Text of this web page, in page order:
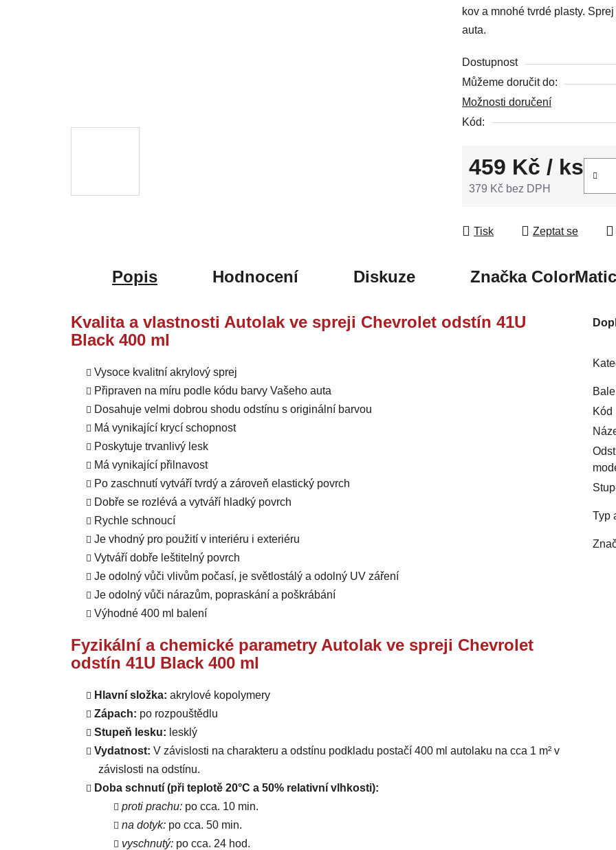
5
hvězdiček.
kov a mnohé tvrdé plasty.
auta.
Dostupnost
Můžeme doručit do:
Možnosti doručení
Kód:
459 Kč / ks
379 Kč bez DPH
Tisk
Zeptat se
Popis Hodnocení Diskuze ZnačkaColorMatic
Kvalita a vlastnosti Autolak ve spreji Chevrolet odstín 41U
Black 400 ml
Vysoce kvalitní akrylový sprej
Připraven na míru podle kódu barvy Vašeho auta
Dosahuje velmi dobrou shodu odstínu s originální barvou
Má vynikající krycí schopnost
Poskytuje trvanlivý lesk
Má vynikající přilnavost
Po zaschnutí vytváří tvrdý a zároveň elastický povrch
Dobře se rozlévá a vytváří hladký povrch
Rychle schnoucí
Je vhodný pro použití v interiéru i exteriéru
Vytváří dobře leštitelný povrch
Je odolný vůči vlivům počasí, je světlostálý a odolný UV záření
Je odolný vůči nárazům, popraskání a poškrábání
Výhodné 400 ml balení
Fyzikální a chemické parametry Autolak ve spreji Chevrolet
odstín 41U Black 400 ml
Hlavní složka: akrylové kopolymery
Zápach: po rozpouštědlu
Stupeň lesku: lesklý
Vydatnost: V závislosti na charakteru a odstínu podkladu postačí 400 ml autolaku na cca 1 m² v
závislosti na odstínu.
Doba schnutí (při teplotě 20°C a 50% relativní vlhkosti):
proti prachu: po cca. 10 min.
na dotyk: po cca. 50 min.
vyschnutý: po cca. 24 hod.
Kód
Typ